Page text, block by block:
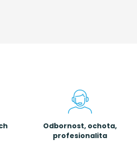
Odbornost, ochota,
profesionalita